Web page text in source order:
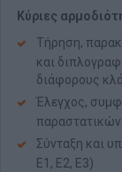
Κύριες
Τήρηση,
και
διάφορους
Έλεγχος,
Σύνταξη και
Ε1, Ε2, Ε3)